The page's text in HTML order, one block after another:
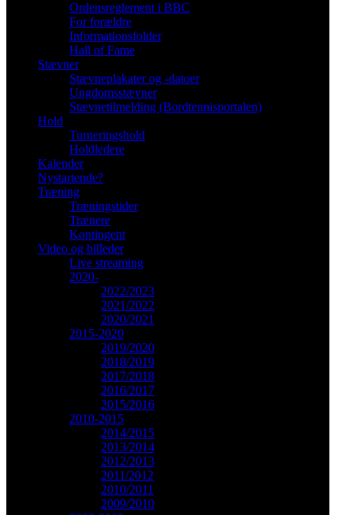
Ordensreglement i BBC
For forældre
Informationsfolder
Hall of Fame
Stævner
Stævneplakater og -datoer
Ungdomsstævner
Stævnetilmelding (Bordtennisportalen)
Hold
Turneringshold
Holdledere
Kalender
Nystartende?
Træning
Træningstider
Trænere
Kontingent
Video og billeder
Live streaming
2020-
2022/2023
2021/2022
2020/2021
2015-2020
2019/2020
2018/2019
2017/2018
2016/2017
2015/2016
2010-2015
2014/2015
2013/2014
2012/2013
2011/2012
2010/2011
2009/2010